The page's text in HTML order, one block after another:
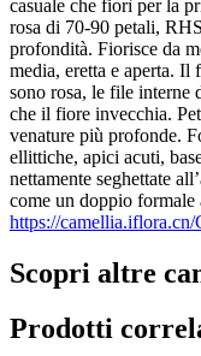
casuale che fiorì per la
rosa di 70-90 petali,
profondità. Fiorisce da
media, eretta e aperta.
sono rosa, le file interne
che il fiore invecchia.
venature più profonde.
ellittiche, apici acuti,
nettamente seghettate
come un doppio
https://
Scopri altre
Prodotti